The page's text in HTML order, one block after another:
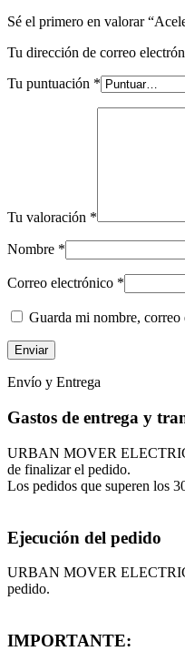
Sé el primero en valorar
Tu dirección de correo
Tu puntuación *
Tu valoración *
Nombre *
Correo electrónico *
Guarda mi nombre, correo
Envío y Entrega
Gastos de entrega y
URBAN MOVER ELECTRIC
de finalizar el pedido.
Los pedidos que superen los
Ejecución del pedido
URBAN MOVER ELECTRIC
pedido.
IMPORTANTE: